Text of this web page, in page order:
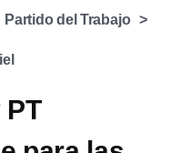
Partido del Trabajo
PT